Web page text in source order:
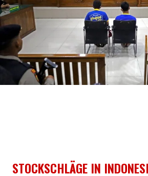
STOCKSCHLÄGE IN